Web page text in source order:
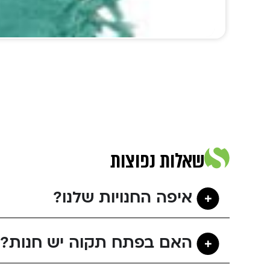
שאלות נפוצות
איפה החנויות שלנו?
האם בפתח תקוה יש חנות?